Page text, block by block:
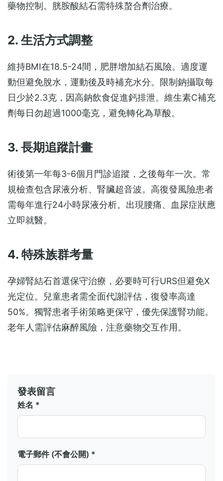
藥物控制。胱胺酸結石需特殊螯合劑治療。
2. 生活方式調整
維持BMI在18.5-24間，肥胖增加結石風險。適度運
動但避免脫水，運動後及時補充水分。限制鈉攝取每
日少於2.3克，因高鈉飲食促進鈣排泄。維生素C補充
劑每日勿超過1000毫克，避免轉化為草酸。
3. 長期追蹤計畫
術後第一年每3-6個月門診追蹤，之後每年一次。常
規檢查包含尿液分析、腎臟超音波。高復發風險患者
需每年進行24小時尿液分析。出現腰痛、血尿症狀應
立即就醫。
4. 特殊族群考量
孕婦腎結石首選保守治療，必要時可行URS但避免X
光定位。兒童患者需全面代謝評估，復發率高達
50%。獨腎患者手術策略更保守，優先保護腎功能。
老年人需評估麻醉風險，注意藥物交互作用。
發表留言
姓名 *
電子郵件 (不會公開) *